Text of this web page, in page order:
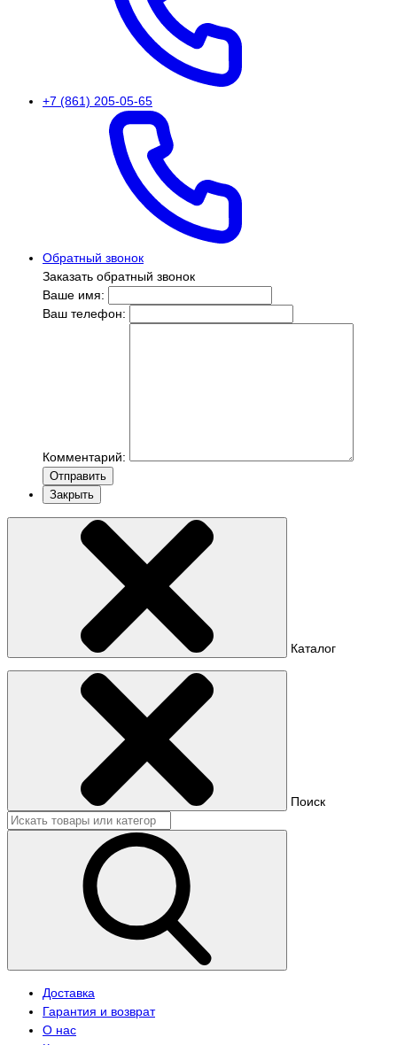
+7 (861) 205-05-65
Обратный звонок
Заказать обратный звонок
Ваше имя:
Ваш телефон:
Комментарий:
Отправить
Закрыть
Каталог
Поиск
Доставка
Гарантия и возврат
О нас